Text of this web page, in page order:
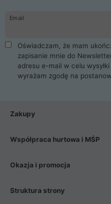
Email
Oświadczam, że mam
zapisanie mnie do
adresu e-mail w celu
wyrażam zgodę na
Zakupy
Współpraca hurtowa i MŚP
Okazja i promocja
Struktura strony